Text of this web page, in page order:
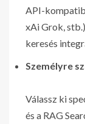
API-
xAi Grok,
keresés
Személyre
Válassz ki
és a RAG